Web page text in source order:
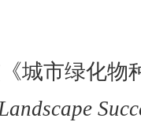
城市绿化物